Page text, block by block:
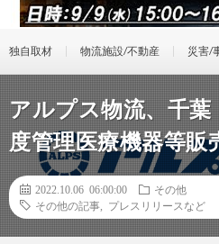
独自取材 物流施設/不動産 災害/
アルプス物流、千
度管理医療機器等販
2022.10.06 06:00:00
その他
その他の記事
プレスリリースなど